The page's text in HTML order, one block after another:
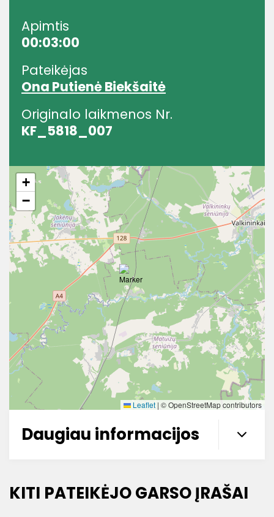
Apimtis
00:03:00
Pateikėjas
Ona Putienė Biekšaitė
Originalo laikmenos Nr.
KF_5818_007
+
−
Leaflet | © OpenStreetMap contributors
Daugiau informacijos
KITI PATEIKĖJO GARSO ĮRAŠAI